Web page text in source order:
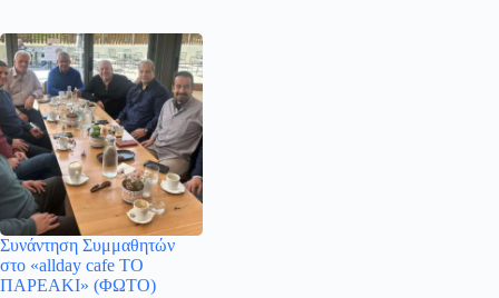
Συνάντηση Συμμαθητών
στο «allday cafe ΤΟ
ΠΑΡΕΑΚΙ» (ΦΩΤΟ)